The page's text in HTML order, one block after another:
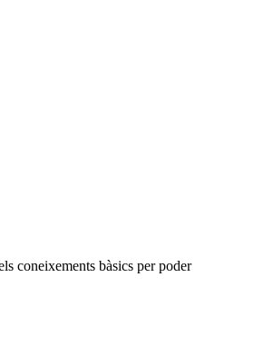
coneixements bàsics per poder